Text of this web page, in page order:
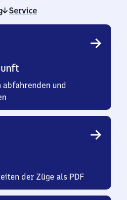
Service
und
der Züge als PDF